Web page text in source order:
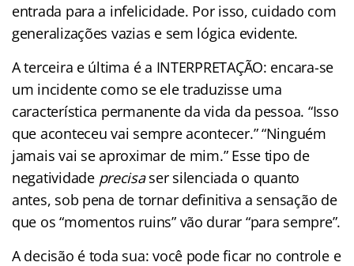
entrada para a infelicidade. Por isso, cuidado com
generalizações vazias e sem lógica evidente.
A terceira e última é a INTERPRETAÇÃO: encara-se
um incidente como se ele traduzisse uma
característica permanente da vida da pessoa. “Isso
que aconteceu vai sempre acontecer.” “Ninguém
jamais vai se aproximar de mim.” Esse tipo de
negatividade precisaser silenciada o quanto
antes, sob pena de tornar definitiva a sensação de
que os “momentos ruins” vão durar “para sempre”.
A decisão é toda sua: você pode ficar no controle e